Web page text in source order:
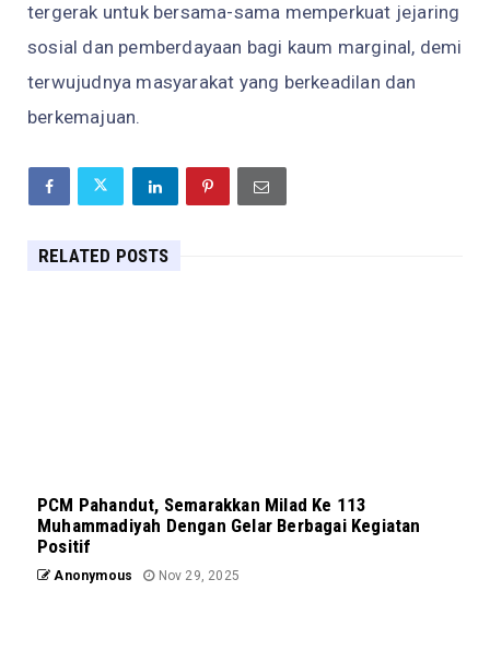
tergerak untuk bersama-sama memperkuat jejaring
sosial dan pemberdayaan bagi kaum marginal, demi
terwujudnya masyarakat yang berkeadilan dan
berkemajuan.
RELATED POSTS
PCM Pahandut, Semarakkan Milad Ke 113
Muhammadiyah Dengan Gelar Berbagai Kegiatan
Positif
Anonymous Nov 29, 2025